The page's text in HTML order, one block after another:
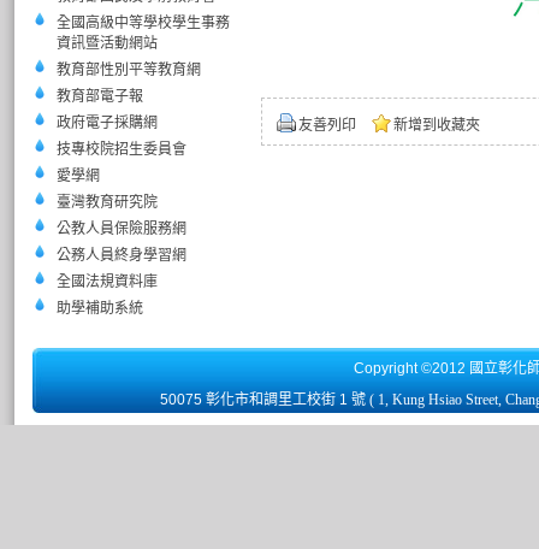
全國高級中等學校學生事務
資訊暨活動網站
教育部性別平等教育網
教育部電子報
政府電子採購網
技專校院招生委員會
愛學網
臺灣教育研究院
公教人員保險服務網
公務人員終身學習網
全國法規資料庫
助學補助系統
友善列印 新增到收藏夾
Copyright ©2012 國立彰化
50075 彰化市和調里工校街 1 號 ( 1, Kung Hsiao Street,